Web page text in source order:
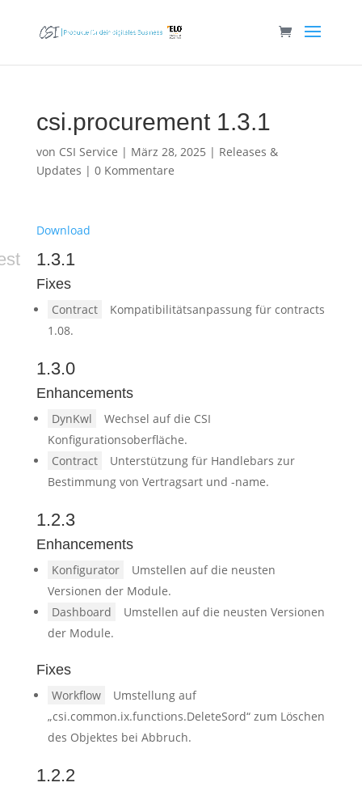
csi.procurement 1.3.1
von CSI Service | März 28, 2025 | Releases &
Updates | 0 Kommentare
Download
1.3.1
Fixes
Contract
Kompatibilitätsanpassung für contracts
1.08.
1.3.0
Enhancements
DynKwl
Wechsel auf die CSI
Konfigurationsoberfläche.
Contract
Unterstützung für Handlebars zur
Bestimmung von Vertragsart und -name.
1.2.3
Enhancements
Konfigurator
Umstellen auf die neusten
Versionen der Module.
Dashboard
Umstellen auf die neusten Versionen
der Module.
Fixes
Workflow
Umstellung auf
„csi.common.ix.functions.DeleteSord“ zum Löschen
des Objektes bei Abbruch.
1.2.2